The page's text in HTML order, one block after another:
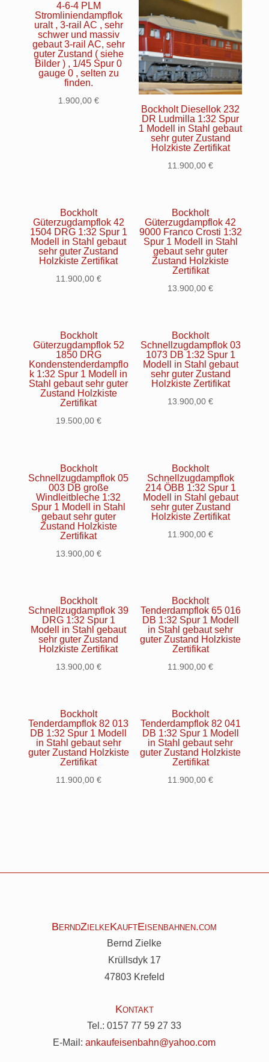
4-6-4 PLM
Stromliniendampflok
uralt , 3-rail AC , sehr
schwer und massiv
gebaut 3-rail AC, sehr
guter Zustand ( siehe
Bilder ) , 1/45 Spur 0
gauge 0 , selten zu
finden.
1.900,00 €
Bockholt Diesellok 232
DR Ludmilla 1:32 Spur
1 Modell in Stahl gebaut
sehr guter Zustand
Holzkiste Zertifikat
11.900,00€
Bockholt
Güterzugdampflok 42
1504 DRG 1:32 Spur 1
Modell in Stahl gebaut
sehr guter Zustand
Holzkiste Zertifikat
11.900,00 €
Bockholt
Güterzugdampflok 42
9000 Franco Crosti 1:32
Spur 1 Modell in Stahl
gebaut sehr guter
Zustand Holzkiste
Zertifikat
13.900,00€
Bockholt
Güterzugdampflok 52
1850 DRG
Kondenstenderdampflo
k 1:32 Spur 1 Modell in
Stahl gebaut sehr guter
Zustand Holzkiste
Zertifikat
19.500,00 €
Bockholt
Schnellzugdampflok 03
1073 DB 1:32 Spur 1
Modell in Stahl gebaut
sehr guter Zustand
Holzkiste Zertifikat
13.900,00€
Bockholt
Schnellzugdampflok 05
003 DB große
Windleitbleche 1:32
Spur 1 Modell in Stahl
gebaut sehr guter
Zustand Holzkiste
Zertifikat
13.900,00 €
Bockholt
Schnellzugdampflok
214 ÖBB 1:32 Spur 1
Modell in Stahl gebaut
sehr guter Zustand
Holzkiste Zertifikat
11.900,00€
Bockholt
Schnellzugdampflok 39
DRG 1:32 Spur 1
Modell in Stahl gebaut
sehr guter Zustand
Holzkiste Zertifikat
13.900,00 €
Bockholt
Tenderdampflok 65 016
DB 1:32 Spur 1 Modell
in Stahl gebaut sehr
guter Zustand Holzkiste
Zertifikat
11.900,00€
Bockholt
Tenderdampflok 82 013
DB 1:32 Spur 1 Modell
in Stahl gebaut sehr
guter Zustand Holzkiste
Zertifikat
11.900,00 €
Bockholt
Tenderdampflok 82 041
DB 1:32 Spur 1 Modell
in Stahl gebaut sehr
guter Zustand Holzkiste
Zertifikat
11.900,00€
BerndZielkeKauftEisenbahnen.com
Bernd Zielke
Krüllsdyk 17
47803 Krefeld
Kontakt
Tel.:0157 77 59 27 33
E-Mail:ankaufeisenbahn@yahoo.com